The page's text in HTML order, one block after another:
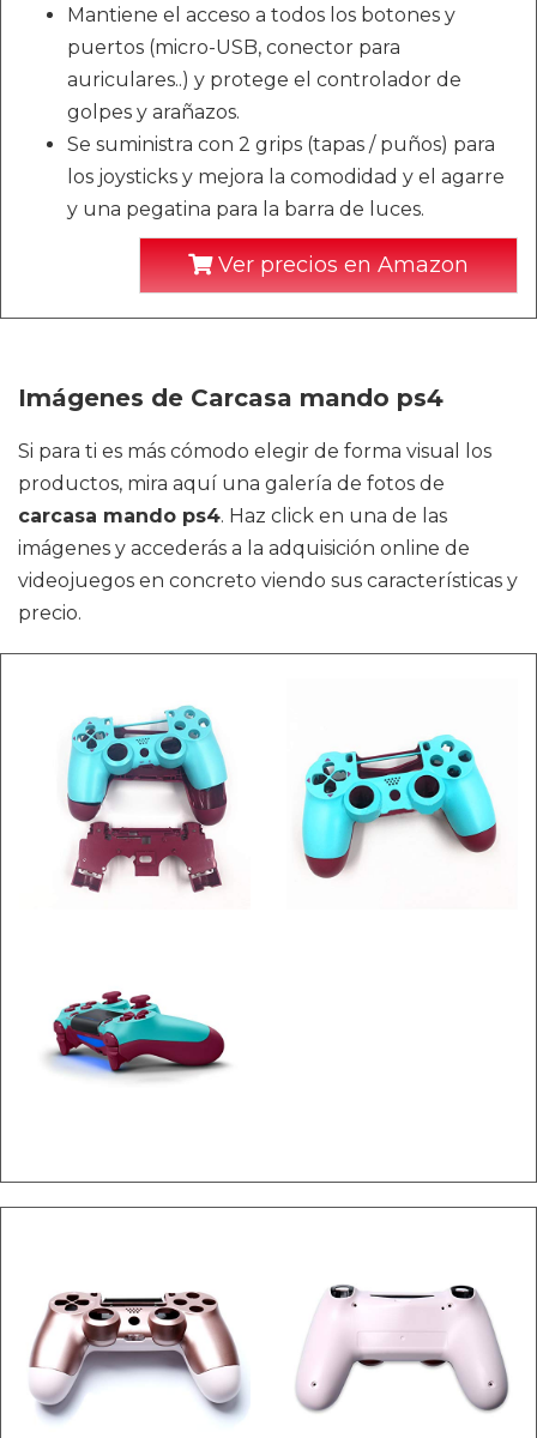
Mantiene el acceso a todos los botones y
puertos (micro-USB, conector para
auriculares..) y protege el controlador de
golpes y arañazos.
Se suministra con 2 grips (tapas / puños) para
los joysticks y mejora la comodidad y el agarre
y una pegatina para la barra de luces.
Ver precios en Amazon
Imágenes de Carcasa mando ps4
Si para ti es más cómodo elegir de forma visual los
productos, mira aquí una galería de fotos de
carcasa mando ps4. Haz click en una de las
imágenes y accederás a la adquisición online de
videojuegos en concreto viendo sus características y
precio.